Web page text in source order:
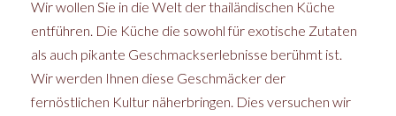
Wir wollen Sie in die Welt der thailändischen Küche
entführen. Die Küche die sowohl für exotische Zutaten
als auch pikante Geschmackserlebnisse berühmt ist.
Wir werden Ihnen diese Geschmäcker der
fernöstlichen Kultur näherbringen. Dies versuchen wir